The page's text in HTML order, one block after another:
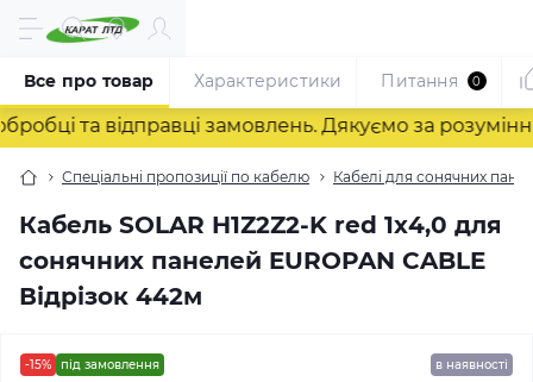
та відправці замовлень. Дякуємо за розуміння!
Спеціальні пропозиції по кабелю Кабелі для сонячних
Кабель SOLAR H1Z2Z2-K red 1х4,0 для
сонячних панелей EUROPAN CABLE
Відрізок 442м
Все про товар Характеристики Питання 0
-15% під замовлення в наявності